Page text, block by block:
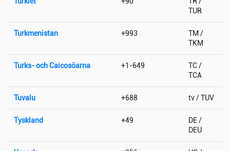
TUR
Turkmenistan +993
TM /
TKM
Turks- och Caicosöarna +1-649
TC /
TCA
Tuvalu +688 tv / TUV
Tyskland +49
DE /
DEU